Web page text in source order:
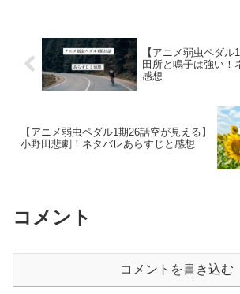
【アニメ弱虫ペダ
田所と鳴子は強い！
感想
【アニメ弱虫ペダル1期26話空が見える】
小野田悲劇！ネタバレあらすじと感想
コメント
コメントを書き込む